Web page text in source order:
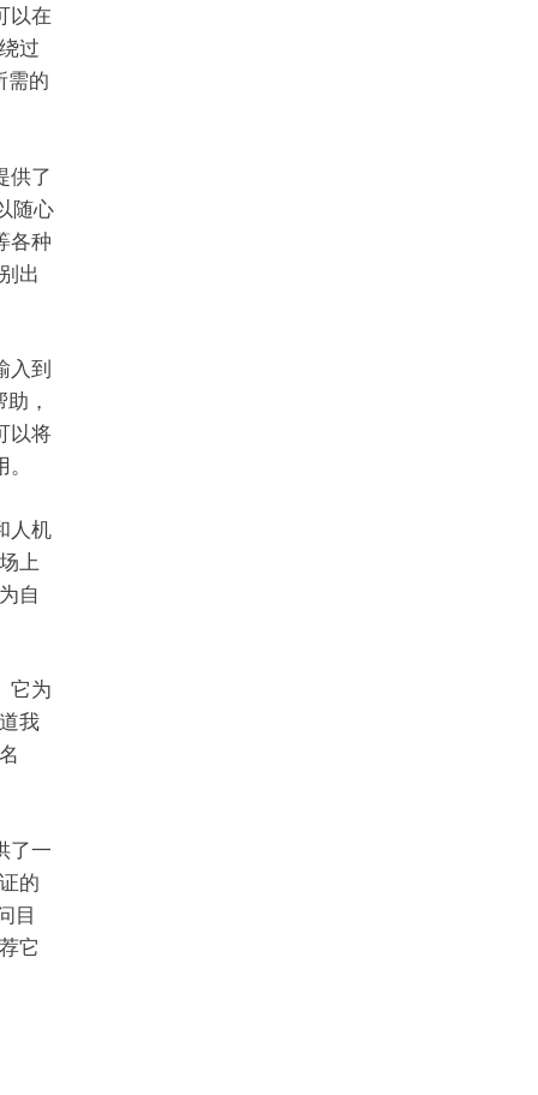
以在
过
需的
供了
随心
各种
出
入到
，
以将
人机
上
自
它为
我
了一
的
目
它